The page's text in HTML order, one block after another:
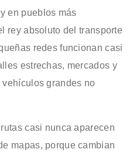
en pueblos más
rey absoluto del transporte
redes funcionan casi
estrechas, mercados y
grandes no
casi nunca aparecen
mapas, porque cambian